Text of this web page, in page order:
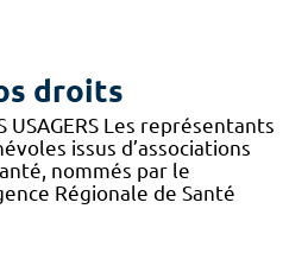
droits
USAGERS Les représentants
issus d’associations
nommés par le
Régionale de Santé